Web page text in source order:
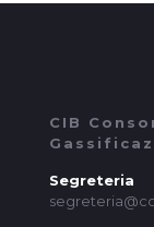
CIB
Segreteria